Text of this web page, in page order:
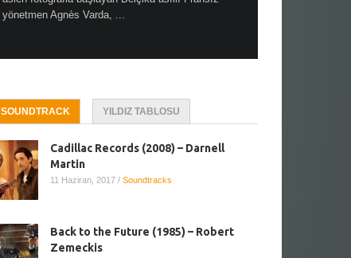
yönetmen Agnès Varda, ...
SOUNDTRACK YILDIZ TABLOSU
Cadillac Records (2008) – Darnell
Martin
11 Haziran, 2017 / Soundtracks
Back to the Future (1985) – Robert
Zemeckis